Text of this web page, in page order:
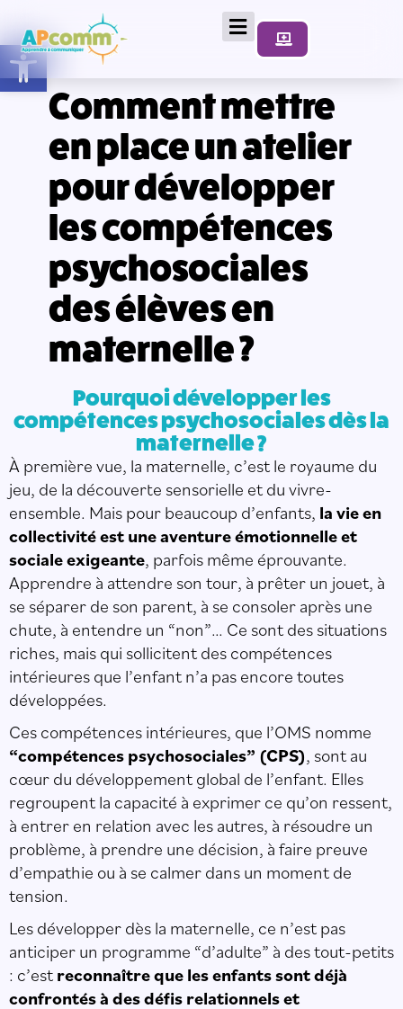
Ouvrir la barre d’outils
Comment mettre
en place un atelier
pour développer
les compétences
psychosociales
des élèves en
maternelle ?
Pourquoi développer les
compétences psychosociales dès la
maternelle ?
À première vue, la maternelle, c’est le royaume du
jeu, de la découverte sensorielle et du vivre-
ensemble. Mais pour beaucoup d’enfants, la vie en
collectivité est une aventure émotionnelle et
sociale exigeante, parfois même éprouvante.
Apprendre à attendre son tour, à prêter un jouet, à
se séparer de son parent, à se consoler après une
chute, à entendre un “non”… Ce sont des situations
riches, mais qui sollicitent des compétences
intérieures que l’enfant n’a pas encore toutes
développées.
Ces compétences intérieures, que l’OMS nomme
“compétences psychosociales” (CPS), sont au
cœur du développement global de l’enfant. Elles
regroupent la capacité à exprimer ce qu’on ressent,
à entrer en relation avec les autres, à résoudre un
problème, à prendre une décision, à faire preuve
d’empathie ou à se calmer dans un moment de
tension.
Les développer dès la maternelle, ce n’est pas
anticiper un programme “d’adulte” à des tout-petits
: c’estreconnaître que les enfants sont déjà
confrontés à des défis relationnels et